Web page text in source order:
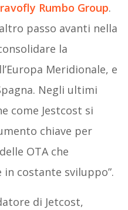
Rumbo Group.
passo avanti nella
la
Meridionale, e
Negli ultimi
come Jestcost si
chiave per
OTA che
costante sviluppo”.
di Jetcost,